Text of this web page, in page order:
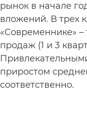
рынок в начале
вложений. В трех
«Современнике»
продаж (1 и 3
приростом
соответственно.